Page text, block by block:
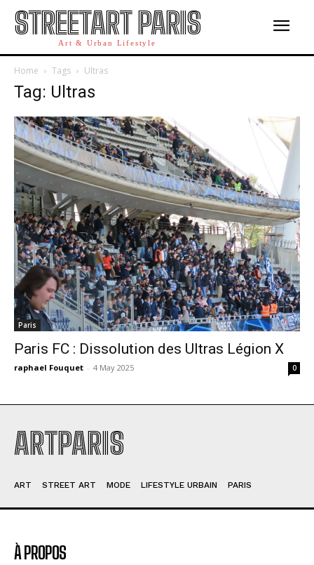
STREETART PARIS
Art & Urban Lifestyle
Home Tags Ultras
Tag: Ultras
Paris
Paris FC : Dissolution des Ultras Légion X
raphael Fouquet - 4 May 2025 0
ARTPARIS
ART STREET ART MODE LIFESTYLE URBAIN PARIS
À PROPOS